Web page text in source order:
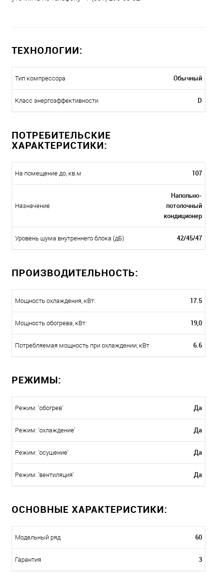
ТЕХНОЛОГИИ:
Тип компрессора Обычный
Класс энергоэффективности D
ПОТРЕБИТЕЛЬСКИЕ
ХАРАКТЕРИСТИКИ:
На помещение до, кв.м 107
Назначение
Напольно-
потолочный
кондиционер
Уровень шума внутреннего блока (дБ) 42/45/47
ПРОИЗВОДИТЕЛЬНОСТЬ:
Мощность охлаждения, кВт: 17.5
Мощность обогрева, кВт: 19,0
Потребляемая мощность при охлаждении, кВт 6.6
РЕЖИМЫ:
Режим: 'обогрев' Да
Режим: 'охлаждение' Да
Режим: 'осушение' Да
Режим: 'вентиляция' Да
ОСНОВНЫЕ ХАРАКТЕРИСТИКИ:
Модельный ряд 60
Гарантия 3